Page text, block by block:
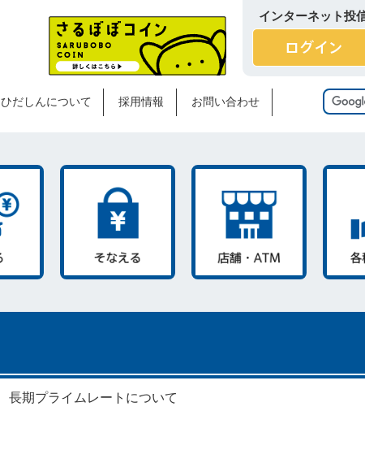
インターネット投
ひだしんについて 採用情報 お問い合わせ
長期プライムレートについて